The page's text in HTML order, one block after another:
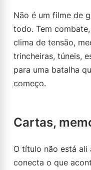
Não é um filme de
todo. Tem
clima de tensão,
trincheiras, túneis,
para uma batalha
começo.
Cartas,
O título não está
conecta o que